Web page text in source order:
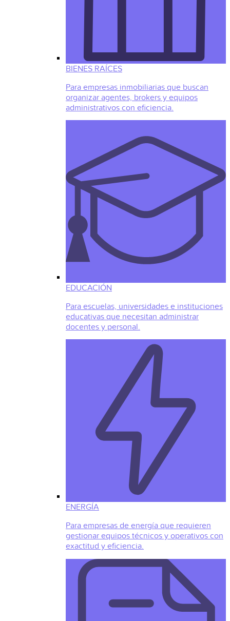
BIENES RAÍCES
Para empresas inmobiliarias que buscan
organizar agentes, brokers y equipos
administrativos con eficiencia.
EDUCACIÓN
Para escuelas, universidades e instituciones
educativas que necesitan administrar
docentes y personal.
ENERGÍA
Para empresas de energía que requieren
gestionar equipos técnicos y operativos con
exactitud y eficiencia.